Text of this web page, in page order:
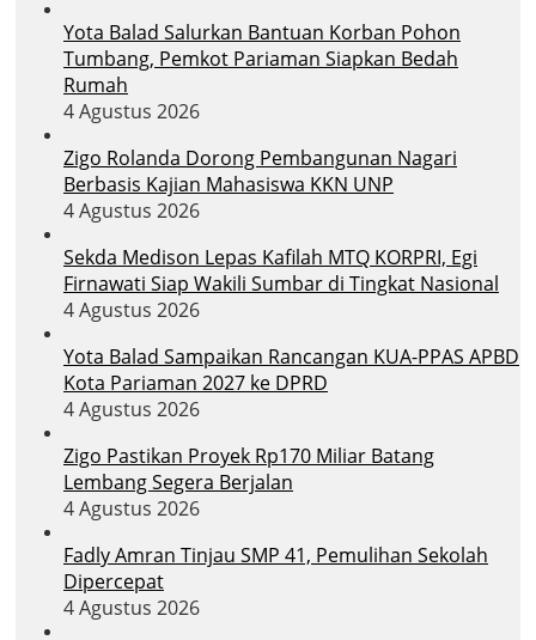
Yota Balad Salurkan Bantuan Korban Pohon
Tumbang, Pemkot Pariaman Siapkan Bedah
Rumah
4 Agustus 2026
Zigo Rolanda Dorong Pembangunan Nagari
Berbasis Kajian Mahasiswa KKN UNP
4 Agustus 2026
Sekda Medison Lepas Kafilah MTQ KORPRI, Egi
Firnawati Siap Wakili Sumbar di Tingkat Nasional
4 Agustus 2026
Yota Balad Sampaikan Rancangan KUA-PPAS APBD
Kota Pariaman 2027 ke DPRD
4 Agustus 2026
Zigo Pastikan Proyek Rp170 Miliar Batang
Lembang Segera Berjalan
4 Agustus 2026
Fadly Amran Tinjau SMP 41, Pemulihan Sekolah
Dipercepat
4 Agustus 2026